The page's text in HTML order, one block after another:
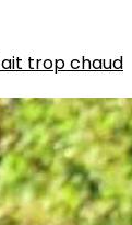
trop chaud